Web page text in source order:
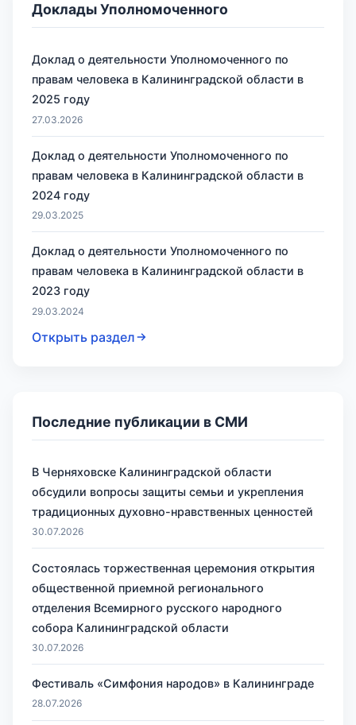
Доклады Уполномоченного
Доклад о деятельности Уполномоченного по
правам человека в Калининградской области в
2025 году
27.03.2026
Доклад о деятельности Уполномоченного по
правам человека в Калининградской области в
2024 году
29.03.2025
Доклад о деятельности Уполномоченного по
правам человека в Калининградской области в
2023 году
29.03.2024
Открыть раздел
Последние публикации в СМИ
В Черняховске Калининградской области
обсудили вопросы защиты семьи и укрепления
традиционных духовно-нравственных ценностей
30.07.2026
Состоялась торжественная церемония открытия
общественной приемной регионального
отделения Всемирного русского народного
собора Калининградской области
30.07.2026
Фестиваль «Симфония народов» в Калининграде
28.07.2026